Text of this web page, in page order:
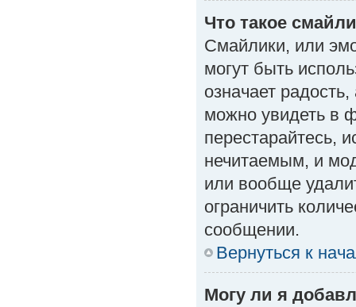
Что такое
Смайлики, или
могут быть
означает
можно увидеть в
перестарайтесь,
нечитаемым, и
или вообще
ограничить
сообщении.
Вернуться к
Могу ли я